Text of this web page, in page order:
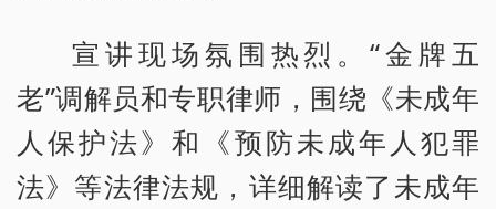
宣讲现场氛围热烈。“金牌五
老”调解员和专职律师，围绕《未成年
人保护法》和《预防未成年人犯罪
法》等法律法规，详细解读了未成年